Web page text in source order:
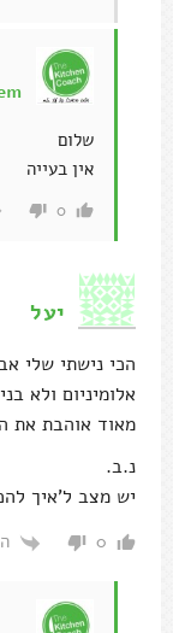
שלום
אין בעייה
0
יעל
הכי נישתי שלי
אלומיניום ולא
מאוד אוהבת את
נ.ב.
יש מצב ל'איך
0